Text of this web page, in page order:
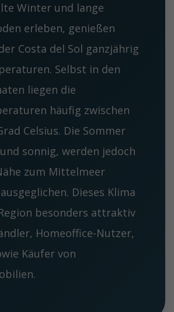
Winter und lange
erleben, genießen
Costa del Sol ganzjährig
Selbst in den
liegen die
häufig zwischen
Celsius. Die Sommer
sonnig, werden jedoch
zum Mittelmeer
Dieses Klima
besonders attraktiv
Homeoffice-Nutzer,
Käufer von